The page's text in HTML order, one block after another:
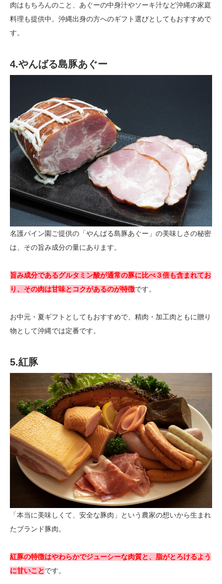
肉はもちろんのこと、あぐーの中身汁やソーキ汁など沖縄の家庭
料理も提供中。沖縄出身の方へのギフト選びとしてもおすすめで
す。
4.やんばる島豚あぐー
名護パイン園ご提供の「やんばる島豚あぐー」の美味しさの秘密
は、その旨み成分の量にあります。
旨み成分であるグルタミン酸が通常の豚に比べ３倍も含まれてお
り、その肉は甘味とコクがあるのが特徴です。
お中元・夏ギフトとしてもおすすめで、精肉・加工肉ともに贈り
物として沖縄では定番です。
5.紅豚
「本当に美味しくて、安全な豚肉」という農家の想いから生まれ
たブランド豚肉。
紅豚の特徴はやわらかでジューシーな肉質と、脂がとろけるよう
に甘いことです。